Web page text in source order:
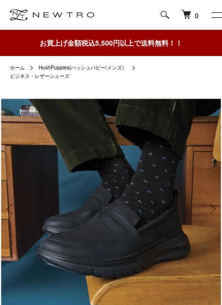
0
お買上げ金額税込5,500円以上で送料無料！！
ホーム
HushPuppies(ハッシュパピー/メンズ）
ビジネス・レザーシューズ